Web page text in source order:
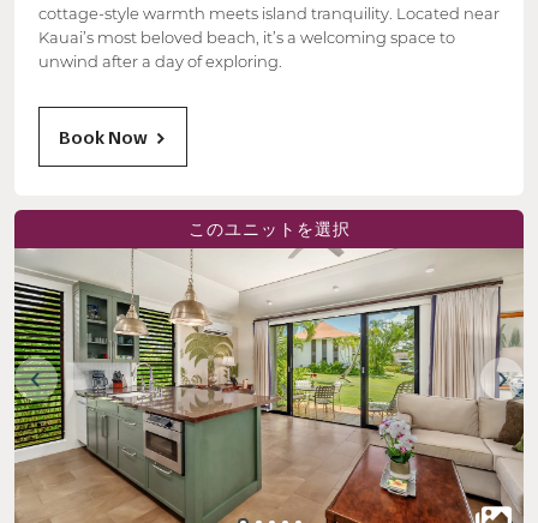
cottage-style warmth meets island tranquility. Located near
Kauai’s most beloved beach, it’s a welcoming space to
unwind after a day of exploring.
Book Now
このユニットを選択